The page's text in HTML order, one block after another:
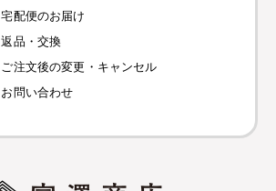
宅配便のお届け
返品・交換
ご注文後の変更・キャンセル
お問い合わせ